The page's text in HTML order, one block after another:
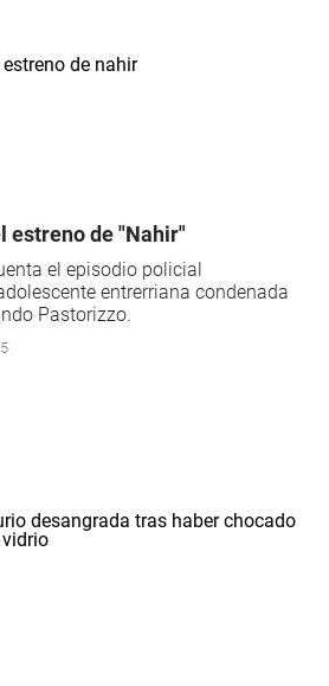
estreno de "Nahir"
el episodio policial
entrerriana condenada
Pastorizzo.